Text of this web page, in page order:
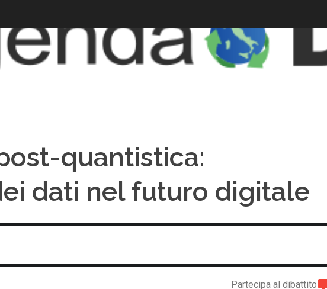
quantistica:
dati nel futuro digitale
Partecipa al dibattito